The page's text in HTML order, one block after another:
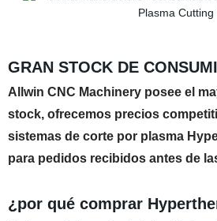
GRAN STOCK DE
Allwin CNC Machinery posee el
stock, ofrecemos precios
sistemas de corte por plasma
para pedidos recibidos antes de
¿por qué comprar